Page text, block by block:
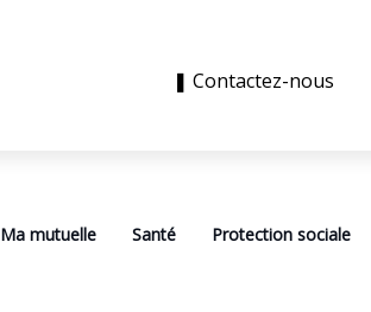
❚ Contactez-nous
Ma mutuelle Santé Protection sociale